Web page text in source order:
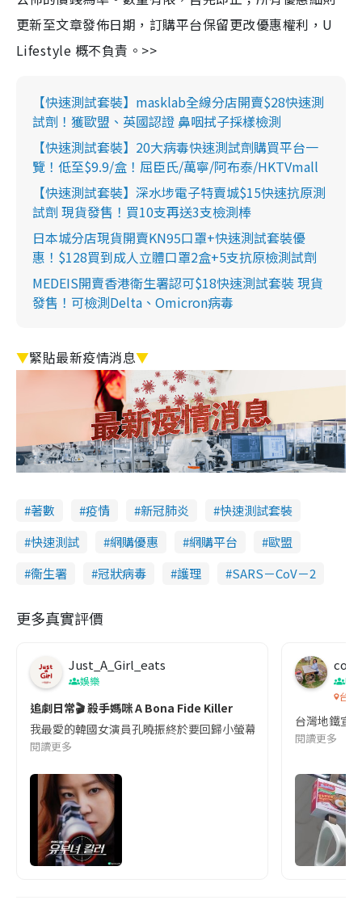
更新至文章發佈日期，訂購平台保留更改優惠權利，U
Lifestyle 概不負責。>>
【快速測試套裝】masklab全線分店開賣$28快速測
試劑！獲歐盟、英國認證 鼻咽拭子採樣檢測
【快速測試套裝】20大病毒快速測試劑購買平台一
覽！低至$9.9/盒！屈臣氏/萬寧/阿布泰/HKTVmall
【快速測試套裝】深水埗電子特賣城$15快速抗原測
試劑 現貨發售！買10支再送3支檢測棒
日本城分店現貨開賣KN95口罩+快速測試套裝優
惠！$128買到成人立體口罩2盒+5支抗原檢測試劑
MEDEIS開賣香港衛生署認可$18快速測試套裝 現貨
發售！可檢測Delta、Omicron病毒
▼緊貼最新疫情消息▼
著數 疫情 新冠肺炎
快速測試套裝
快速測試
網購優惠 網購平台
歐盟
衞生署
冠狀病毒 護理 SARS－CoV－2
更多真實評價
Just_A_Girl_eats
娛樂
追劇日常🎬 殺手媽咪 A Bona Fide Killer
我最愛的韓國女演員孔曉振終於要回歸小螢幕啦!這次的劇本改編
閱讀更多
co
吹
台灣
台灣地鐵宣
閱讀更多